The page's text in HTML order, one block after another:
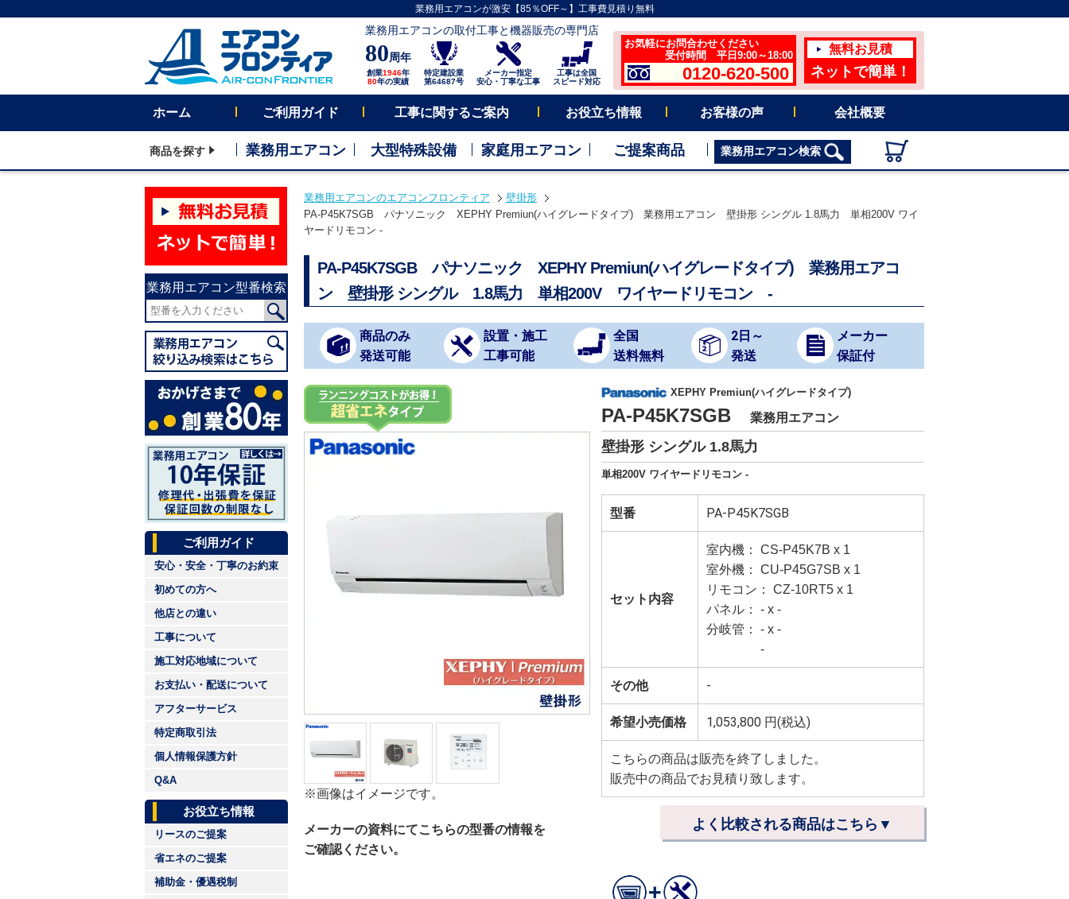
業務用エアコンが激安【85％OFF～】工事費見積り無料
業務用エアコンの取付工事と機器販売の専門店
80周年
創業1946年
80年の実績
特定建設業
第64687号
メーカー指定
安心・丁寧な工事
工事は全国
スピード対応
お気軽にお問合わせください
受付時間 平日9:00～18:00
0120-620-500
無料お見積
ネットで簡単！
ホーム ご利用ガイド 工事に関するご案内 お役立ち情報 お客様の声 会社概要
商品を探す 業務用エアコン 大型特殊設備 家庭用エアコン ご提案商品 業務用エアコン検索
業務用エアコン型番検索
ご利用ガイド
安心・安全・丁寧のお約束
初めての方へ
他店との違い
工事について
施工対応地域について
お支払い・配送について
アフターサービス
特定商取引法
個人情報保護方針
Q&A
お役立ち情報
リースのご提案
省エネのご提案
補助金・優遇税制
業務用エアコンのエアコンフロンティア
壁掛形
PA-P45K7SGB パナソニック XEPHY Premiun(ハイグレードタイプ) 業務用エアコン 壁掛形 シングル 1.8馬力 単相200V ワイ
ヤードリモコン -
PA-P45K7SGB パナソニック XEPHY Premiun(ハイグレードタイプ) 業務用エアコ
ン 壁掛形 シングル 1.8馬力 単相200V ワイヤードリモコン -
商品のみ
発送可能
設置・施工
工事可能
全国
送料無料
2日～
発送
メーカー
保証付
※画像はイメージです。
メーカーの資料にてこちらの型番の情報を
ご確認ください。
XEPHY Premiun(ハイグレードタイプ)
PA-P45K7SGB 業務用エアコン
壁掛形 シングル 1.8馬力
単相200V ワイヤードリモコン -
型番 PA-P45K7SGB
セット内容
室内機： CS-P45K7B x 1
室外機： CU-P45G7SB x 1
リモコン： CZ-10RT5 x 1
パネル： - x -
分岐管： - x -
-
その他 -
希望小売価格 1,053,800 円(税込)
こちらの商品は販売を終了しました。
販売中の商品でお見積り致します。
よく比較される商品はこちら▼